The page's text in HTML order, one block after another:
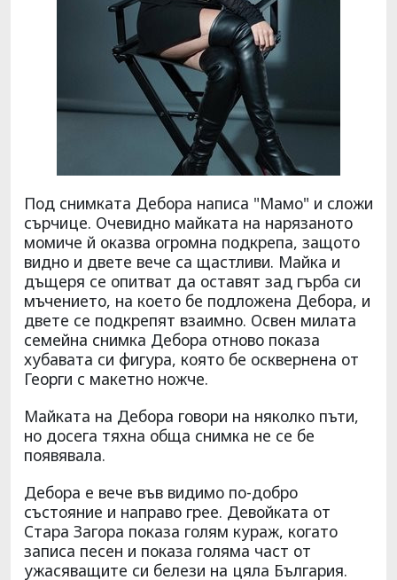
Под снимката Дебора написа "Мамо" и сложи
сърчице. Очевидно майката на нарязаното
момиче й оказва огромна подкрепа, защото
видно и двете вече са щастливи. Майка и
дъщеря се опитват да оставят зад гърба си
мъчението, на което бе подложена Дебора, и
двете се подкрепят взаимно. Освен милата
семейна снимка Дебора отново показа
хубавата си фигура, която бе осквернена от
Георги с макетно ножче.
Майката на Дебора говори на няколко пъти,
но досега тяхна обща снимка не се бе
появявала.
Дебора е вече във видимо по-добро
състояние и направо грее. Девойката от
Стара Загора показа голям кураж, когато
записа песен и показа голяма част от
ужасяващите си белези на цяла България.